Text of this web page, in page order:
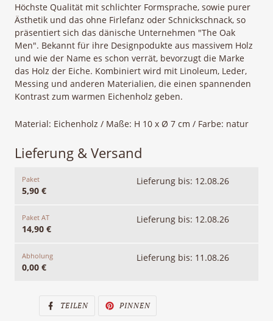
Höchste Qualität mit schlichter Formsprache, sowie purer
Ästhetik und das ohne Firlefanz oder Schnickschnack, so
präsentiert sich das dänische Unternehmen "The Oak
Men". Bekannt für ihre Designpodukte aus massivem Holz
und wie der Name es schon verrät, bevorzugt die Marke
das Holz der Eiche. Kombiniert wird mit Linoleum, Leder,
Messing und anderen Materialien, die einen spannenden
Kontrast zum warmen Eichenholz geben.
Material: Eichenholz / Maße: H 10 x Ø 7 cm / Farbe: natur
Lieferung & Versand
Paket
5,90 €
Lieferung bis: 12.08.26
Paket AT
14,90 €
Lieferung bis: 12.08.26
Abholung
0,00 €
Lieferung bis: 11.08.26
TEILENAUF
FACEBOOK
PINNENAUF